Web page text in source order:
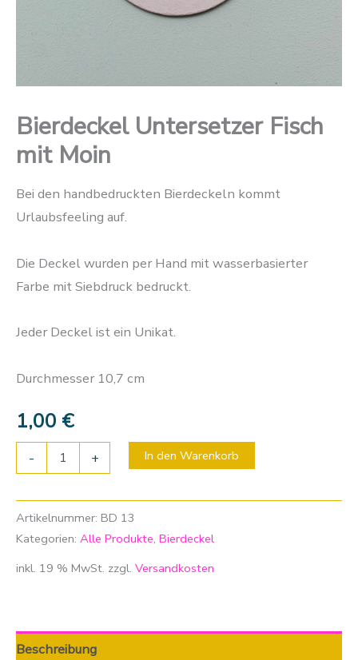
Bierdeckel Untersetzer Fisch
mit Moin
Bei den handbedruckten Bierdeckeln kommt
Urlaubsfeeling auf.
Die Deckel wurden per Hand mit wasserbasierter
Farbe mit Siebdruck bedruckt.
Jeder Deckel ist ein Unikat.
Durchmesser 10,7 cm
1,00 €
- + In den Warenkorb
Artikelnummer: BD 13
Kategorien: Alle Produkte, Bierdeckel
inkl. 19 % MwSt. zzgl. Versandkosten
Beschreibung